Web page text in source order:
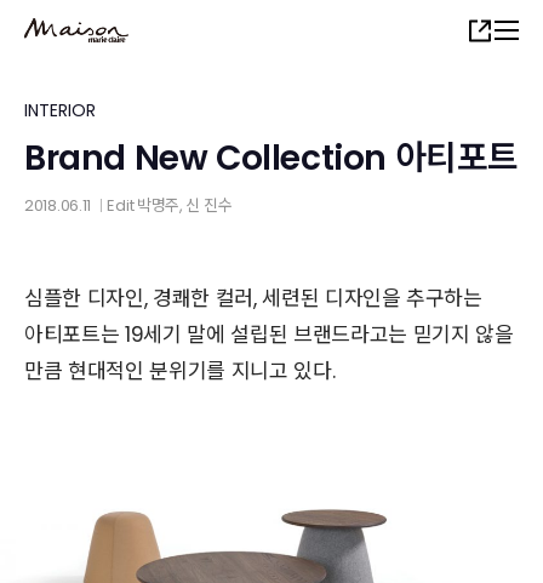
content
Share
INTERIOR
Brand New Collection 아티포트
2018.06.11 Edit박명주, 신 진수
심플한 디자인, 경쾌한 컬러, 세련된 디자인을 추구하는
아티포트는 19세기 말에 설립된 브랜드라고는 믿기지 않을
만큼 현대적인 분위기를 지니고 있다.